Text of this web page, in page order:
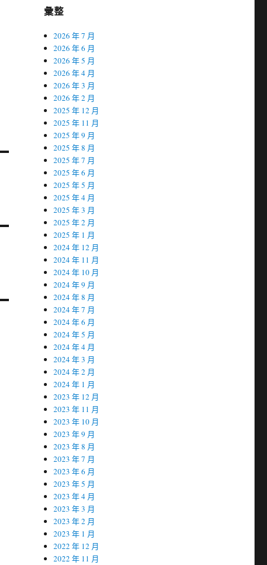
彙整
2026 年 7 月
2026 年 6 月
2026 年 5 月
2026 年 4 月
2026 年 3 月
2026 年 2 月
2025 年 12 月
2025 年 11 月
2025 年 9 月
2025 年 8 月
2025 年 7 月
2025 年 6 月
2025 年 5 月
2025 年 4 月
2025 年 3 月
2025 年 2 月
2025 年 1 月
2024 年 12 月
2024 年 11 月
2024 年 10 月
2024 年 9 月
2024 年 8 月
2024 年 7 月
2024 年 6 月
2024 年 5 月
2024 年 4 月
2024 年 3 月
2024 年 2 月
2024 年 1 月
2023 年 12 月
2023 年 11 月
2023 年 10 月
2023 年 9 月
2023 年 8 月
2023 年 7 月
2023 年 6 月
2023 年 5 月
2023 年 4 月
2023 年 3 月
2023 年 2 月
2023 年 1 月
2022 年 12 月
2022 年 11 月